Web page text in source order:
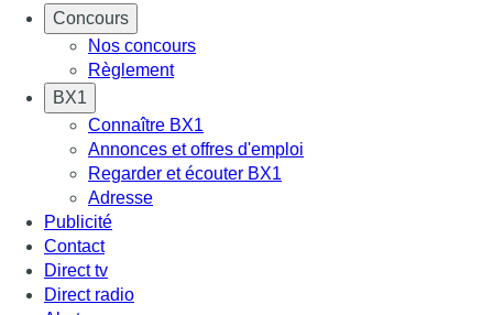
Concours
Nos concours
Règlement
BX1
Connaître BX1
Annonces et offres d'emploi
Regarder et écouter BX1
Adresse
Publicité
Contact
Direct tv
Direct radio